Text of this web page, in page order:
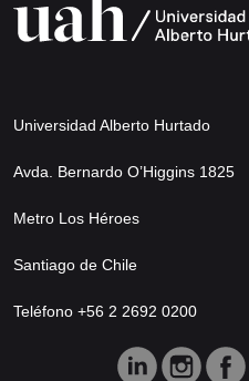
Universidad Alberto Hurtado
Avda. Bernardo O’Higgins 1825
Metro Los Héroes
Santiago de Chile
Teléfono +56 2 2692 0200